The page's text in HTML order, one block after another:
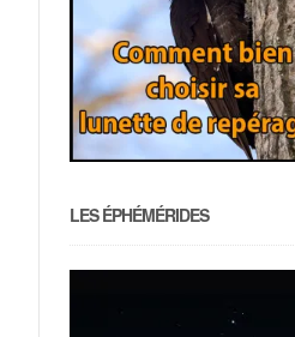
LES ÉPHÉMÉRIDES